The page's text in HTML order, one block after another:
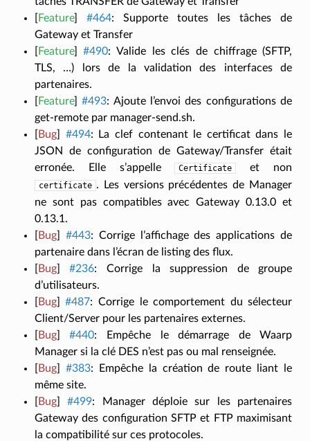
[Feature] #464: Supporte toutes les tâches de
Gateway et Transfer
[Feature] #490: Valide les clés de chiffrage (SFTP,
TLS, …) lors de la validation des interfaces de
partenaires.
[Feature] #493: Ajoute l’envoi des configurations de
get-remote par manager-send.sh.
[Bug] #494: La clef contenant le certificat dans le
JSON de configuration de Gateway/Transfer était
erronée. Elle s’appelle
Certificate et non
certificate . Les versions précédentes de Manager
ne sont pas compatibles avec Gateway 0.13.0 et
0.13.1.
[Bug] #443: Corrige l’affichage des applications de
partenaire dans l’écran de listing des flux.
[Bug] #236: Corrige la suppression de groupe
d’utilisateurs.
[Bug] #487: Corrige le comportement du sélecteur
Client/Server pour les partenaires externes.
[Bug] #440: Empêche le démarrage de Waarp
Manager si la clé DES n’est pas ou mal renseignée.
[Bug] #383: Empêche la création de route liant le
même site.
[Bug] #499: Manager déploie sur les partenaires
Gateway des configuration SFTP et FTP maximisant
la compatibilité sur ces protocoles.